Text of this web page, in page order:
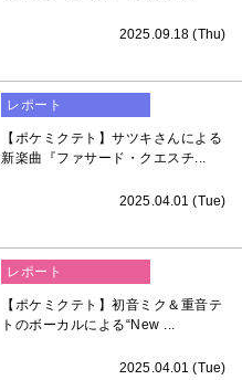
2025.09.18 (Thu)
レポート
【ポケミクテト】サツキさんによる
新楽曲『ファサード・クエスチ...
2025.04.01 (Tue)
レポート
【ポケミクテト】初音ミク＆重音テ
トのボーカルによる“New ...
2025.04.01 (Tue)